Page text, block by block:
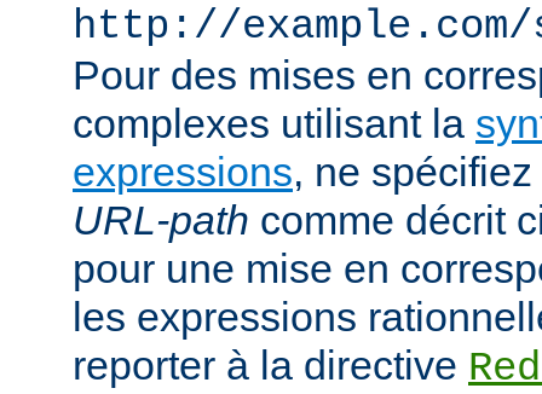
http://
Pour des mises en
complexes utilisant la
expressions, ne
URL-path comme décrit
pour une mise en
les expressions
reporter à la directive